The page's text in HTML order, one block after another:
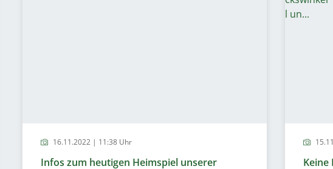
16.11.2022 | 11:38 Uhr
Infos zum heutigen Heimspiel unserer
Keine